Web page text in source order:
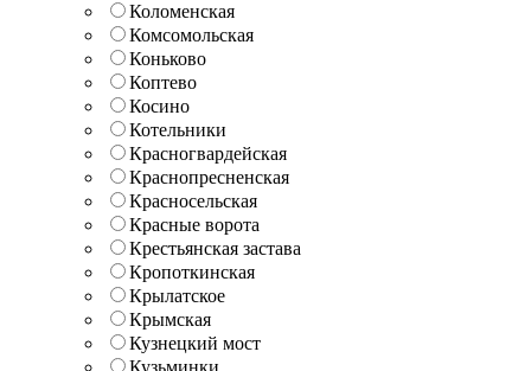
Коломенская
Комсомольская
Коньково
Коптево
Косино
Котельники
Красногвардейская
Краснопресненская
Красносельская
Красные ворота
Крестьянская застава
Кропоткинская
Крылатское
Крымская
Кузнецкий мост
Кузьминки